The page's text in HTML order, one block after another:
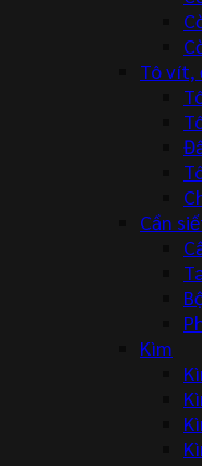
Tô vít,
Cần
Kìm